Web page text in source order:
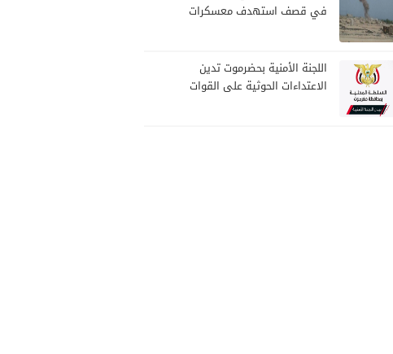
في قصف استهدف معسكرات
اللجنة الأمنية بحضرموت تدين
الاعتداءات الحوثية على القوات